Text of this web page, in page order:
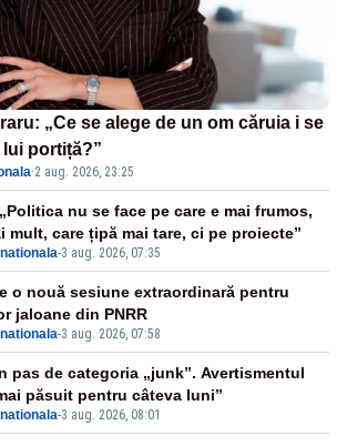
„Ce se alege de un om căruia i se
portiță?”
·2 aug. 2026, 23:25
-3 aug. 2026, 07:35
nu se face pe care e mai frumos,
mult, care țipă mai tare, ci pe proiecte”
-3 aug. 2026, 07:58
o nouă sesiune extraordinară pentru
jaloane din PNRR
-3 aug. 2026, 08:01
pas de categoria „junk”. Avertismentul
păsuit pentru câteva luni”